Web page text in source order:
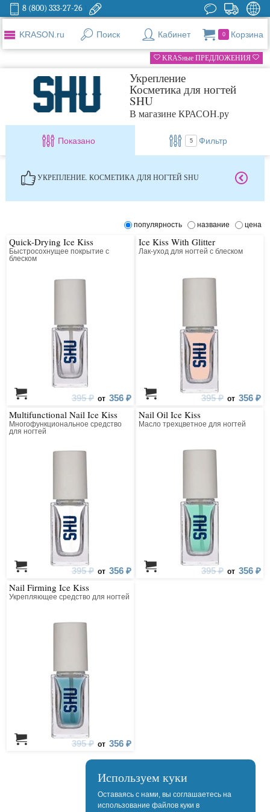
8 (800) 333-27-26
KRASON.ru Поиск Кабинет 0 Корзина
KRASные ПРЕДЛОЖЕНИЯ
Укрепление
Косметика для ногтей
SHU
В магазине КРАСОН.ру
Показано 5 Фильтр
УКРЕПЛЕНИЕ. КОСМЕТИКА ДЛЯ НОГТЕЙ SHU
популярность название цена
Quick-Drying Ice Kiss
Быстросохнущее покрытие с
блеском
395 ₽ от 356 ₽
Ice Kiss With Glitter
Лак-уход для ногтей с блеском
395 ₽ от 356 ₽
Multifunctional Nail Ice Kiss
Многофункциональное средство
для ногтей
395 ₽ от 356 ₽
Nail Oil Ice Kiss
Масло трехцветное для ногтей
395 ₽ от 356 ₽
Nail Firming Ice Kiss
Укрепляющее средство для ногтей
395 ₽ от 356 ₽
Используем куки
Оставаясь с нами, вы соглашаетесь на
использование файлов куки в